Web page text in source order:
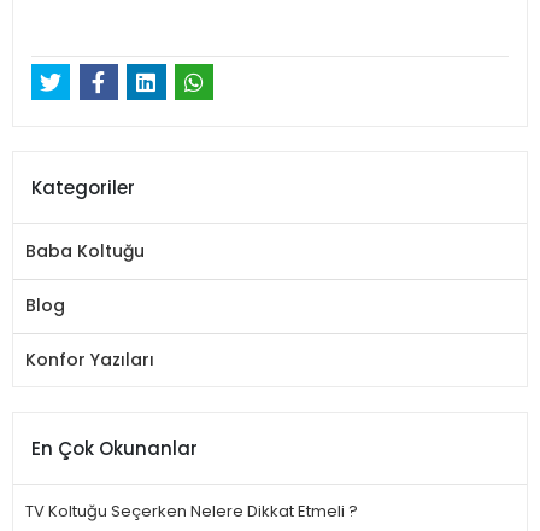
Kategoriler
Baba Koltuğu
Blog
Konfor Yazıları
En Çok Okunanlar
TV Koltuğu Seçerken Nelere Dikkat Etmeli ?